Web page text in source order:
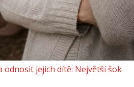
odnosit jejich dítě: Největší šok